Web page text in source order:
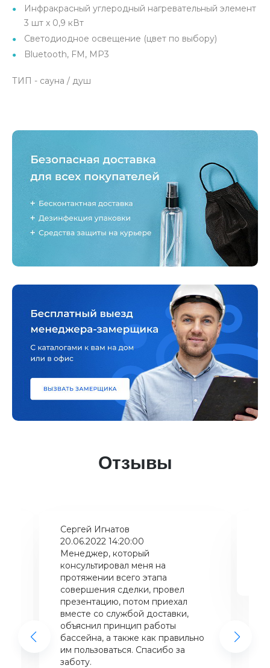
Инфракрасный углеродный нагревательный элемент
3 шт x 0,9 кВт
Светодиодное освещение (цвет по выбору)
Bluetooth, FM, MP3
ТИП - сауна / душ
Отзывы
Сергей Игнатов
20.06.2022 14:20:00
Менеджер, который
консультировал меня на
протяжении всего этапа
совершения сделки, провел
презентацию, потом приехал
вместе со службой доставки,
объяснил принцип работы
бассейна, а также как правильно
им пользоваться. Спасибо за
заботу.